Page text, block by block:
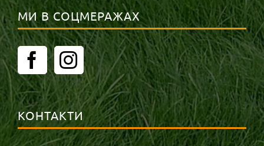
МИ В СОЦМЕРАЖАХ
КОНТАКТИ